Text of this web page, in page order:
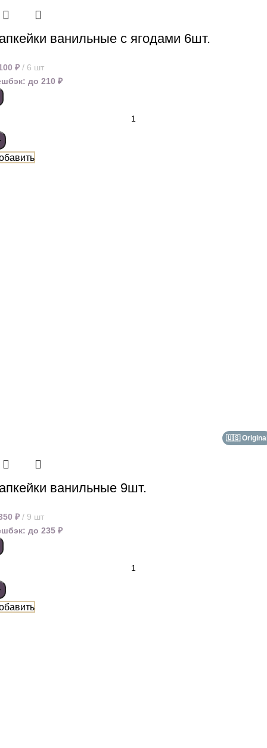
ванильные с ягодами 6шт.
₽
6 шт
до 210 ₽
🇺🇸
ванильные 9шт.
₽
9 шт
до 235 ₽